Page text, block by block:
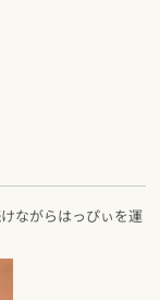
ながらはっぴぃを運